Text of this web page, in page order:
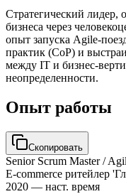
Стратегический лидер,
бизнеса через
опыт запуска Agile-
практик (CoP) и
между IT и бизнес-
неопределенности.
Опыт работы
Скопировать
Senior Scrum Master /
E-commerce ритейлер
2020 — наст. время